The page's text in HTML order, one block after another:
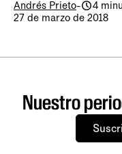
Andrés Prieto-
4
27 de marzo de 2018
Nuestro